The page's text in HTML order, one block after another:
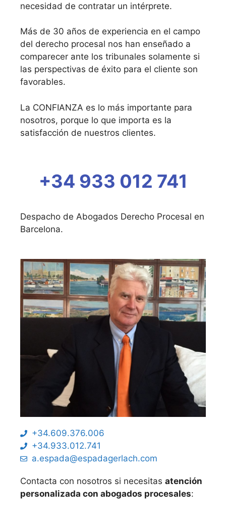
necesidad de contratar un intérprete.
Más de 30 años de experiencia en el campo
del derecho procesal nos han enseñado a
comparecer ante los tribunales solamente si
las perspectivas de éxito para el cliente son
favorables.
La CONFIANZA es lo más importante para
nosotros, porque lo que importa es la
satisfacción de nuestros clientes.
+34 933 012 741
Despacho de Abogados Derecho Procesal en
Barcelona.
+34.609.376.006
+34.933.012.741
a.espada@espadagerlach.com
Contacta con nosotros si necesitas atención
personalizada con abogados procesales: